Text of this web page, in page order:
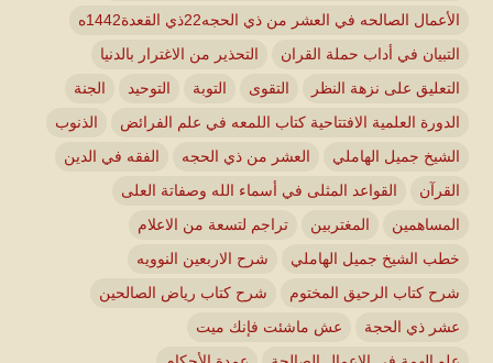
الأعمال الصالحه في العشر من ذي الحجه22ذي القعدة1442ه
التبيان في أداب حملة القران
التحذير من الاغترار بالدنيا
التعليق على نزهة النظر
التقوى التوبة التوحيد
الجنة
الدورة العلمية الافتتاحية كتاب اللمعه في علم الفرائض
الذنوب
الشيخ جميل الهاملي
العشر من ذي الحجه
الفقه في الدين
القرآن
القواعد المثلى في أسماء الله وصفاتة العلى
المساهمين
المغتربين
تراجم لتسعة من الاعلام
خطب الشيخ جميل الهاملي
شرح الاربعين النوويه
شرح كتاب الرحيق المختوم
شرح كتاب رياض الصالحين
عشر ذي الحجة
عش ماشئت فإنك ميت